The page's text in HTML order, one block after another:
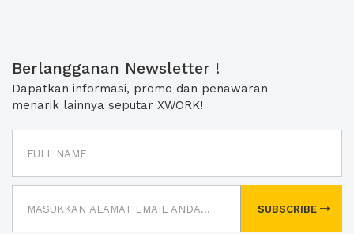
Berlangganan Newsletter !
Dapatkan informasi, promo dan penawaran
menarik lainnya seputar XWORK!
SUBSCRIBE